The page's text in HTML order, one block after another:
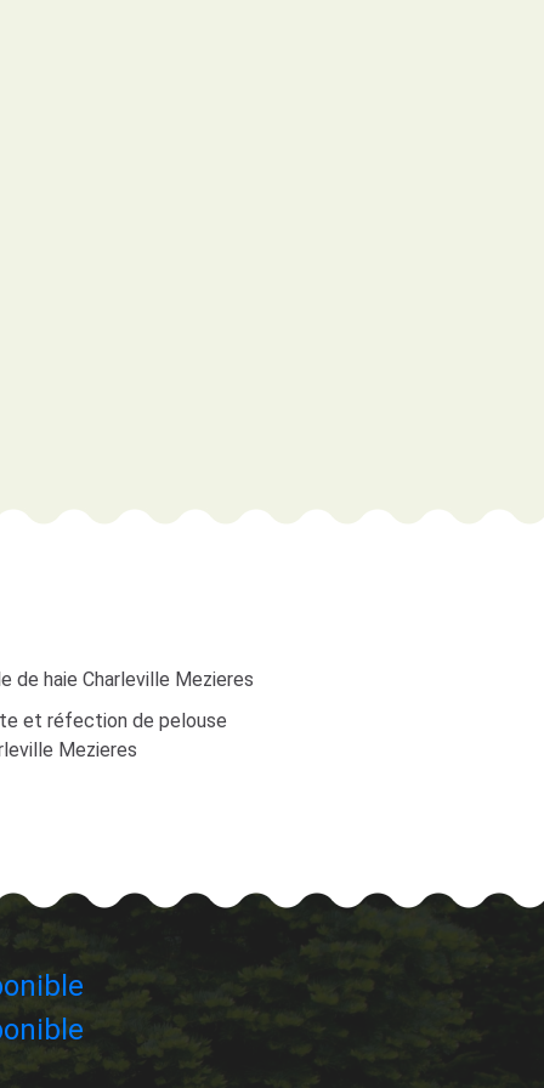
de haie Charleville Mezieres
et réfection de pelouse
Mezieres